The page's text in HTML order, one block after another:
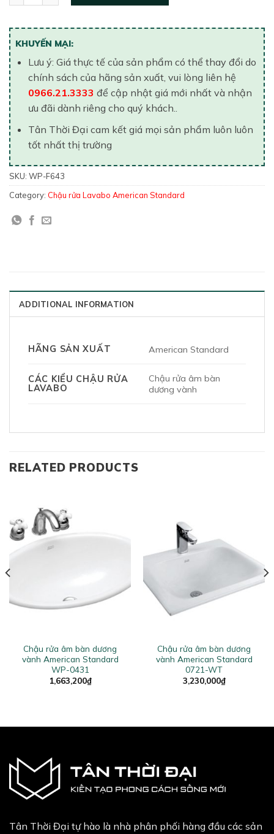
KHUYẾN MẠI:
Lưu ý: Giá thực tế của sản phẩm có thể thay đổi do
chính sách của hãng sản xuất, vui lòng liên hệ
0966.21.3333 để cập nhật giá mới nhất và nhận
ưu đãi dành riêng cho quý khách..
Tân Thời Đại cam kết giá mọi sản phẩm luôn luôn
tốt nhất thị trường
SKU: WP-F643
Category: Chậu rửa Lavabo American Standard
ADDITIONAL INFORMATION
HÃNG SẢN XUẤT American Standard
CÁC KIỂU CHẬU RỬA
LAVABO
Chậu rửa âm bàn
dương vành
RELATED PRODUCTS
Chậu rửa âm bàn dương
vành American Standard
WP-0431
1,663,200₫
Chậu rửa âm bàn dương
vành American Standard
0721-WT
3,230,000₫
Tân Thời Đại tự hào là nhà phân phối hàng đầu các sản